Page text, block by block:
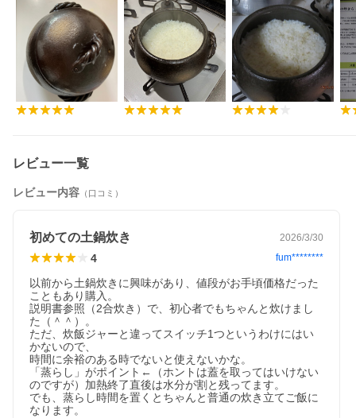
レビュー一覧
レビュー内容 （口コミ）
初めての土鍋炊き 2026/3/30
4 fum********
以前から土鍋炊きに興味があり、値段がお手頃価格だった
こともあり購入。
説明書参照（2合炊き）で、初心者でもちゃんと炊けまし
た（＾＾）。
ただ、炊飯ジャーと違ってスイッチ1つというわけにはい
かないので、
時間に余裕のある時でないと使えないかな。
「蒸らし」がポイント←（ホントは蓋を取ってはいけない
のですが）加熱終了直後は水分が割と残ってます。
でも、蒸らし時間を置くとちゃんと普通の炊き立てご飯に
なります。